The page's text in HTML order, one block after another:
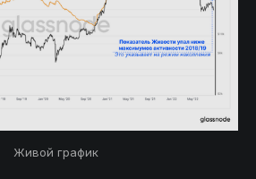
Живой график